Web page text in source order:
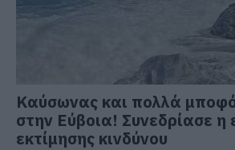
Καύσωνας και πολλά
στην Εύβοια! Συνεδρίασε η
εκτίμησης κινδύνου